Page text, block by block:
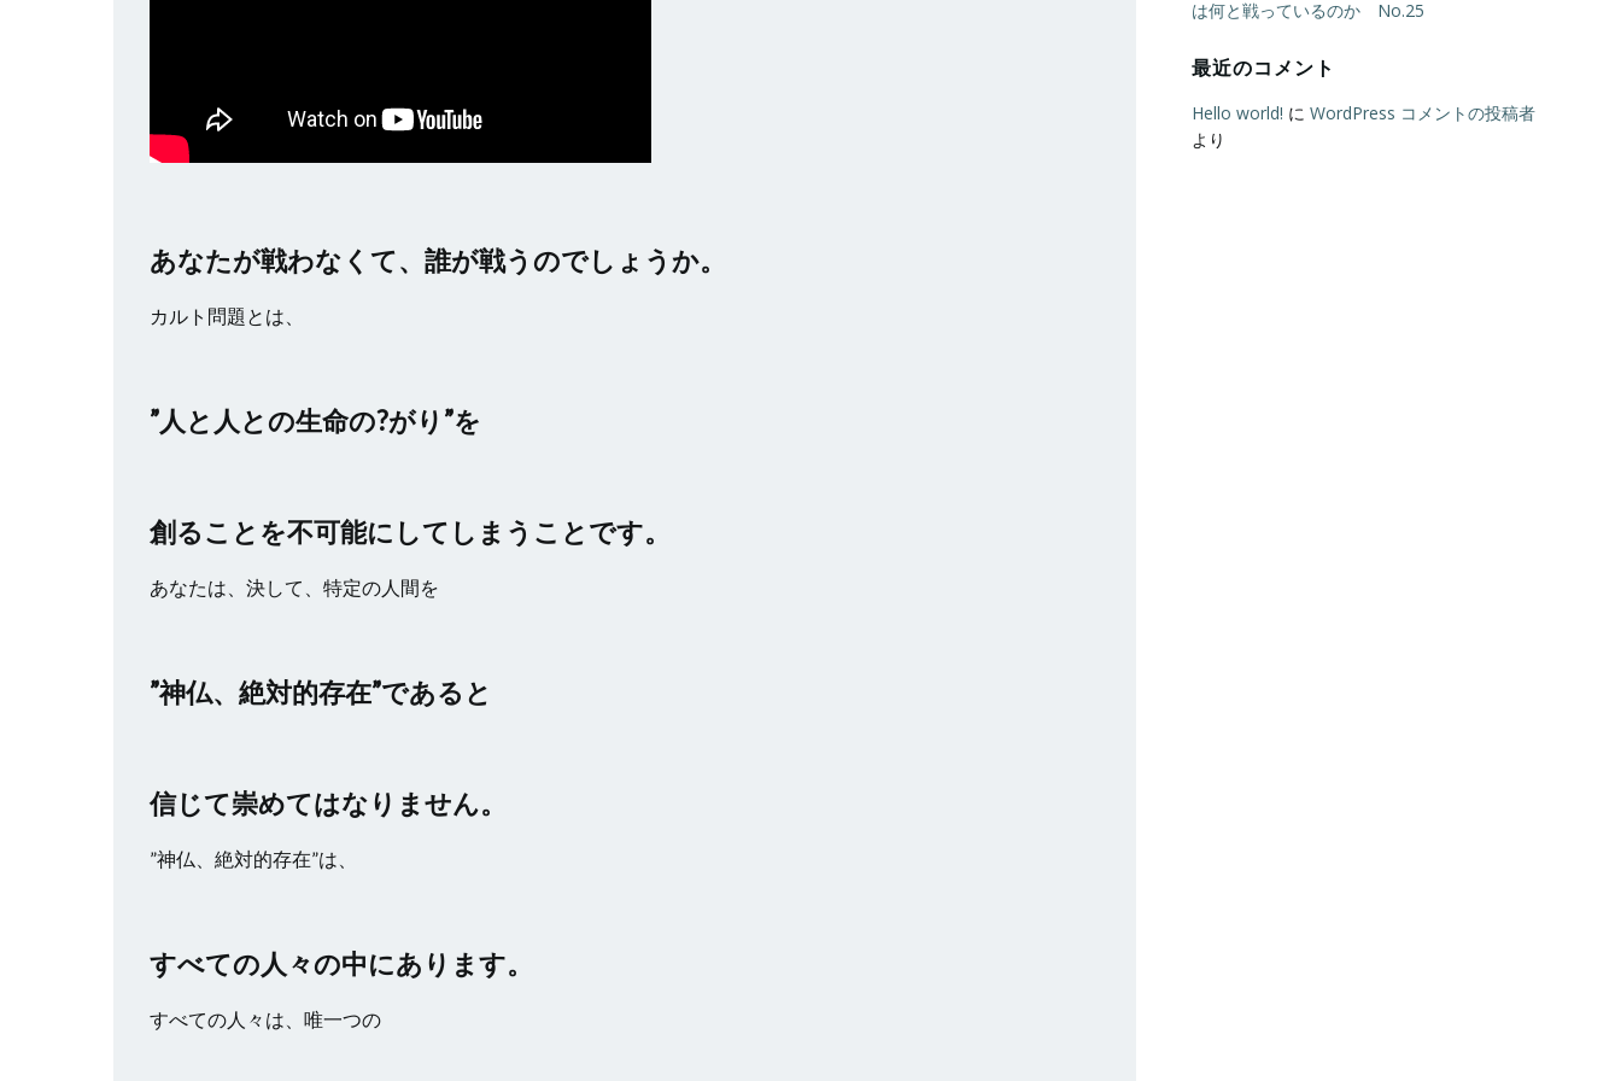
あなたが戦わなくて、誰が戦うのでしょうか。
カルト問題とは、
”人と人との生命の?がり”を
創ることを不可能にしてしまうことです。
あなたは、決して、特定の人間を
”神仏、絶対的存在”であると
信じて崇めてはなりません。
”神仏、絶対的存在”は、
すべての人々の中にあります。
すべての人々は、唯一つの
は何と戦っているのか No.25
最近のコメント
Hello world! に WordPress コメントの投稿者
より